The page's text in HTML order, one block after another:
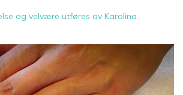
og velvære utføres av Karolina.